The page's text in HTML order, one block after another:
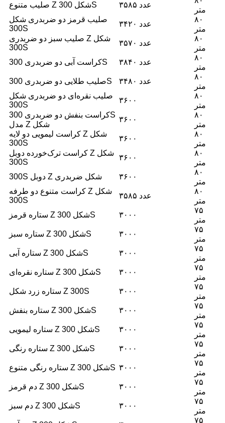
صلیب متنوع Z شکل 300S ۳۵۸۵ عدد
متر
صلیب قرمز دو ضربدری شکل
300S
۳۴۲۰ عدد
۸۰
متر
صلیب سبز دو ضربدری Z شکل
300S
۳۵۷۰ عدد
۸۰
متر
کراست آبی دو ضربدری 300S
۳۸۴۰ عدد
۸۰
متر
صلیب طلایی دو ضربدری 300S
۳۴۸۰ عدد
۸۰
متر
صلیب نقره‌ای دو ضربدری شکل
300S
۳۶۰۰
۸۰
متر
کراست بنفش دو ضربدری 300S
مدل Z شکل
۳۶۰۰
۸۰
متر
کراست لیمویی دو لایه Z شکل
300S
۳۶۰۰
۸۰
متر
کراست ترک‌خورده دوبل Z شکل
300S
۳۶۰۰
۸۰
متر
300S دوبل Z شکل ضربدری
۳۶۰۰
۸۰
متر
کراست متنوع دو طرفه Z شکل
300S
۳۵۸۵ عدد
۸۰
متر
ستاره قرمز Z شکل 300S
۳۰۰۰
۷۵
متر
ستاره سبز Z شکل 300S
۳۰۰۰
۷۵
متر
ستاره آبی Z شکل 300S
۳۰۰۰
۷۵
متر
ستاره نقره‌ای Z شکل 300S
۳۰۰۰
۷۵
متر
ستاره زرد شکل Z 300S
۳۰۰۰
۷۵
متر
ستاره بنفش Z شکل 300S
۳۰۰۰
۷۵
متر
ستاره لیمویی Z شکل 300S
۳۰۰۰
۷۵
متر
ستاره رنگی Z شکل 300S
۳۰۰۰
۷۵
متر
ستاره رنگی متنوع Z شکل 300S ۳۰۰۰
۷۵
متر
دم قرمز Z شکل 300S
۳۰۰۰
۷۵
متر
دم سبز Z شکل 300S
۳۰۰۰
۷۵
متر
۷۵